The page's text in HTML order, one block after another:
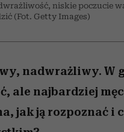
niskie poczucie
(Fot. Getty Images)
nadwrażliwy. W
ale najbardziej
jak ją rozpoznać i